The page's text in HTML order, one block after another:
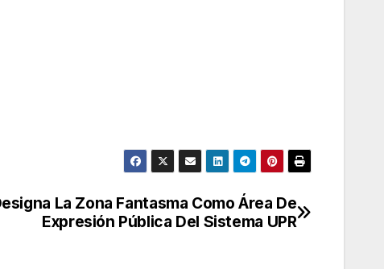
La Zona Fantasma Como Área De
Expresión Pública Del Sistema UPR